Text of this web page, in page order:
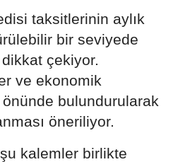
taksitlerinin aylık
bir seviyede
çekiyor.
ve ekonomik
bulundurularak
öneriliyor.
kalemler birlikte